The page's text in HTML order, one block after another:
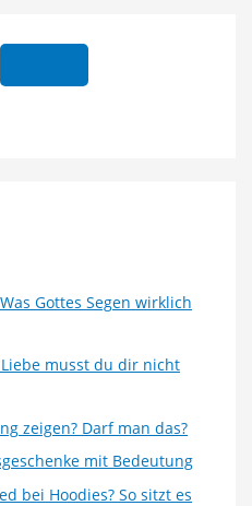
Gottes Segen wirklich
musst du dir nicht
zeigen? Darf man das?
mit Bedeutung
bei Hoodies? So sitzt es